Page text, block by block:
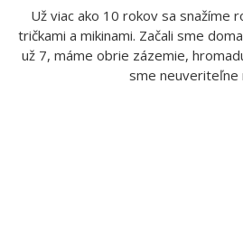
Už viac ako 10 rokov sa snažíme
tričkami a mikinami. Začali sme
už 7, máme obrie zázemie,
sme neuveriteľne